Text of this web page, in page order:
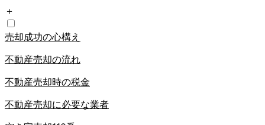
＋
売却成功の心構え
不動産売却の流れ
不動産売却時の税金
不動産売却に必要な業者